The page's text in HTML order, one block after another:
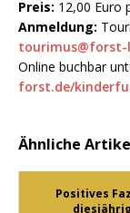
Preis: 12,00 Euro
Anmeldung:
Online buchbar
forst.de/
Ähnliche
Positives